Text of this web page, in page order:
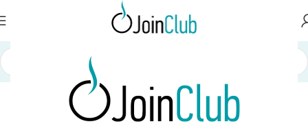
Αναλώσιμα Ηλεκτρονικά Τσιγάρα